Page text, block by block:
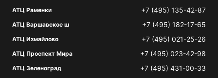
АТЦ Раменки +7 (495) 135-42-87
АТЦ Варшавское ш +7 (495) 182-17-65
АТЦ Измайлово +7 (495) 021-25-26
АТЦ Проспект Мира +7 (495) 023-42-98
АТЦ Зеленоград +7 (495) 431-00-33